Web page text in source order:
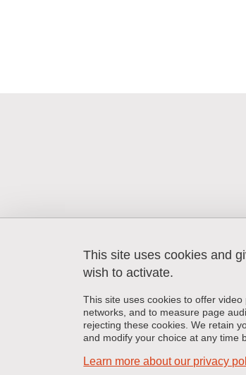
Laboratoire HP2
Bâtiment Jean Roget
Place du
38 700 La Tronche
FRANCE
This site uses cookies and
wish to activate.
This site uses cookies to offer
networks, and to measure page
rejecting these cookies. We retain
and modify your choice at any time
Learn more about our privacy